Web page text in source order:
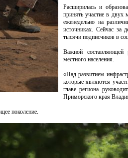
Расширилась и
принять участие в двух
еженедельно на
источниках. Сейчас за
тысячи подписчиков в
Важной составляющей
местного населения.
«Над развитием
которые являются
главе региона
Приморского края
поколение.